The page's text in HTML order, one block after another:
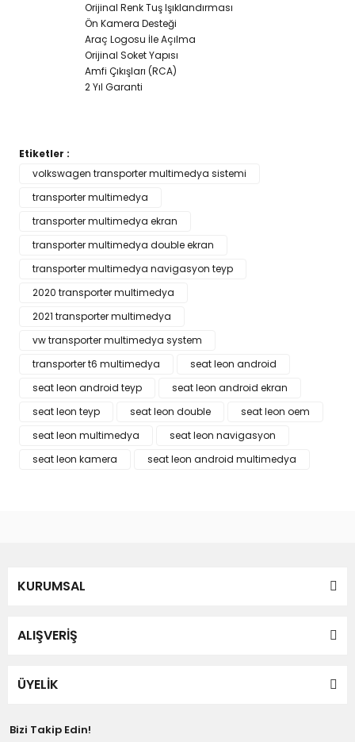
Orijinal Renk Tuş Işıklandırması
Ön Kamera Desteği
Araç Logosu İle Açılma
Orijinal Soket Yapısı
Amfi Çıkışları (RCA)
2 Yıl Garanti
Bu ürüne ilk yorumu siz yapın!
Yorum Yaz
Bu ürünün fiyat bilgisi, resim, ürün açıklamalarında ve diğer
kullanarak tarafımıza iletebilirsiniz.
Görüş ve önerileriniz için teşekkür ederiz.
Ürün bilgilerinde hatalar bulunuyor.
Ürün fiyatı diğer sitelerden daha pahalı.
Bu ürüne benzer farklı alternatifler olmalı.
Etiketler :
volkswagen transporter multimedya sistemi
transporter multimedya
transporter multimedya ekran
transporter multimedya double ekran
transporter multimedya navigasyon teyp
2020 transporter multimedya
2021 transporter multimedya
vw transporter multimedya system
transporter t6 multimedya
seat leon android
seat leon android teyp
seat leon android ekran
seat leon teyp
seat leon double
seat leon oem
seat leon multimedya
seat leon navigasyon
seat leon kamera
seat leon android multimedya
KURUMSAL
ALIŞVERİŞ
ÜYELİK
Bizi Takip Edin!